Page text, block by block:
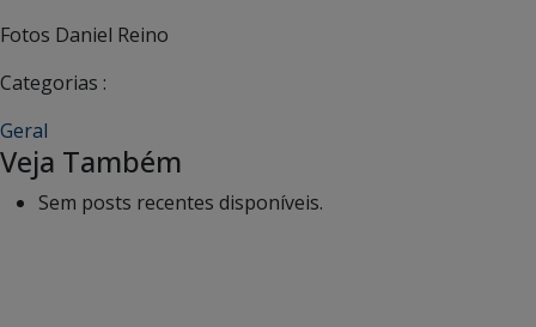
Fotos Daniel Reino
Categorias :
Geral
Veja Também
Sem posts recentes disponíveis.